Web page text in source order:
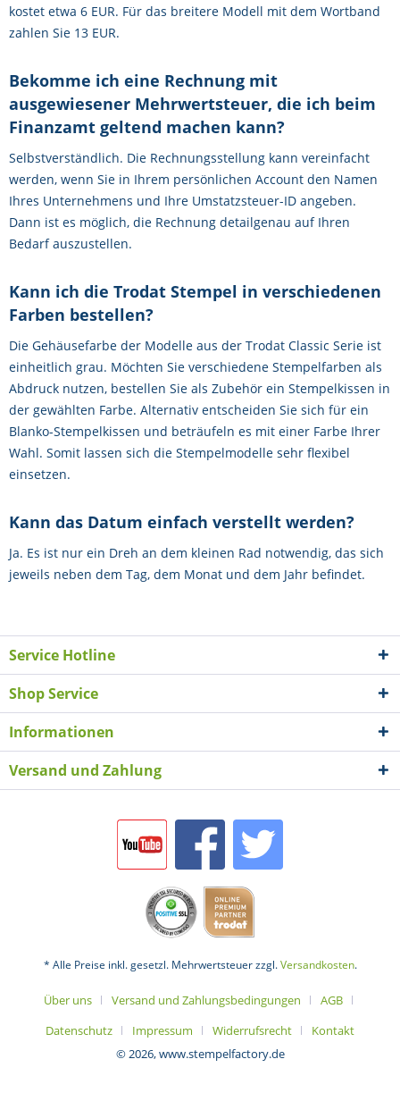
kostet etwa 6 EUR. Für das breitere Modell mit dem Wortband
zahlen Sie 13 EUR.
Bekomme ich eine Rechnung mit
ausgewiesener Mehrwertsteuer, die ich beim
Finanzamt geltend machen kann?
Selbstverständlich. Die Rechnungsstellung kann vereinfacht
werden, wenn Sie in Ihrem persönlichen Account den Namen
Ihres Unternehmens und Ihre Umstatzsteuer-ID angeben.
Dann ist es möglich, die Rechnung detailgenau auf Ihren
Bedarf auszustellen.
Kann ich die Trodat Stempel in verschiedenen
Farben bestellen?
Die Gehäusefarbe der Modelle aus der Trodat Classic Serie ist
einheitlich grau. Möchten Sie verschiedene Stempelfarben als
Abdruck nutzen, bestellen Sie als Zubehör ein Stempelkissen in
der gewählten Farbe. Alternativ entscheiden Sie sich für ein
Blanko-Stempelkissen und beträufeln es mit einer Farbe Ihrer
Wahl. Somit lassen sich die Stempelmodelle sehr flexibel
einsetzen.
Kann das Datum einfach verstellt werden?
Ja. Es ist nur ein Dreh an dem kleinen Rad notwendig, das sich
jeweils neben dem Tag, dem Monat und dem Jahr befindet.
Service Hotline
Shop Service
Informationen
Versand und Zahlung
* Alle Preise inkl. gesetzl. Mehrwertsteuer zzgl.Versandkosten.
Über uns Versand und Zahlungsbedingungen
AGB
Datenschutz
Impressum Widerrufsrecht
Kontakt
© 2026, www.stempelfactory.de